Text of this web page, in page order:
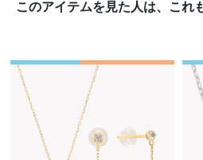
このアイテムを見た人は、これ